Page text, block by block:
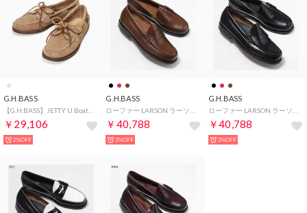
G.H.BASS
￥29,106
2%OFF
G.H.BASS
￥40,788
3%OFF
G.H.BASS
￥40,788
3%OFF